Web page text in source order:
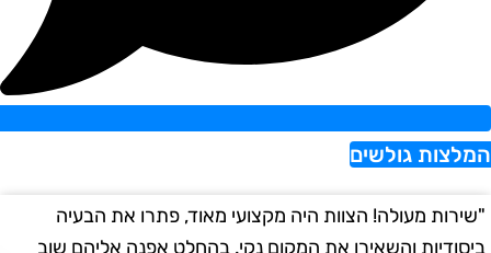
גולשים
מעולה! הצוות היה מקצועי מאוד, פתרו את הבעיה
והשאירו את המקום נקי. בהחלט אפנה אליהם שוב